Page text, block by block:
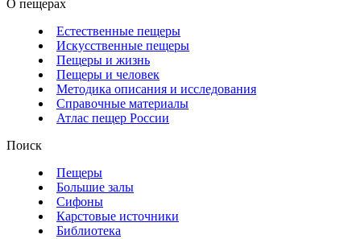
О пещерах
Естественные пещеры
Искусственные пещеры
Пещеры и жизнь
Пещеры и человек
Методика описания и исследования
Справочные материалы
Атлас пещер России
Поиск
Пещеры
Большие залы
Сифоны
Карстовые источники
Библиотека